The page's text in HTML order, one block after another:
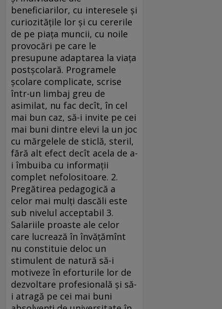
beneficiarilor, cu interesele şi
curiozităţile lor şi cu cererile
de pe piaţa muncii, cu noile
provocări pe care le
presupune adaptarea la viaţa
postşcolară. Programele
şcolare complicate, scrise
într-un limbaj greu de
asimilat, nu fac decît, în cel
mai bun caz, să-i invite pe cei
mai buni dintre elevi la un joc
cu mărgelele de sticlă, steril,
fără alt efect decît acela de a-
i îmbuiba cu informaţii
complet nefolositoare. 2.
Pregătirea pedagogică a
celor mai mulţi dascăli este
sub nivelul acceptabil 3.
Salariile proaste ale celor
care lucrează în învăţămînt
nu constituie deloc un
stimulent de natură să-i
motiveze în eforturile lor de
dezvoltare profesională şi să-
i atragă pe cei mai buni